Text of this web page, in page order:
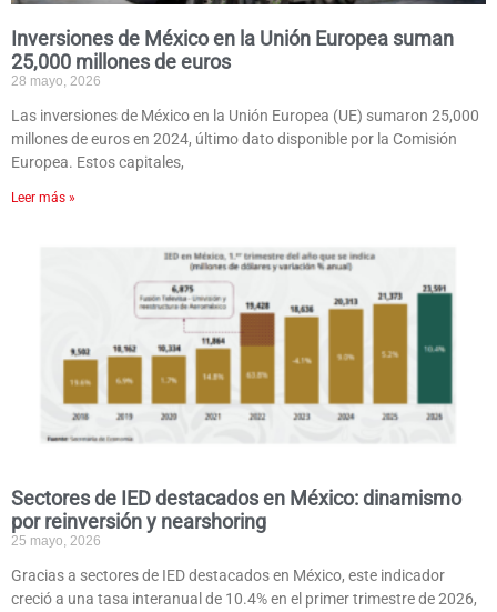
Inversiones de México en la Unión Europea suman
25,000 millones de euros
28 mayo, 2026
Las inversiones de México en la Unión Europea (UE) sumaron 25,000
millones de euros en 2024, último dato disponible por la Comisión
Europea. Estos capitales,
Leer más »
Sectores de IED destacados en México: dinamismo
por reinversión y nearshoring
25 mayo, 2026
Gracias a sectores de IED destacados en México, este indicador
creció a una tasa interanual de 10.4% en el primer trimestre de 2026,